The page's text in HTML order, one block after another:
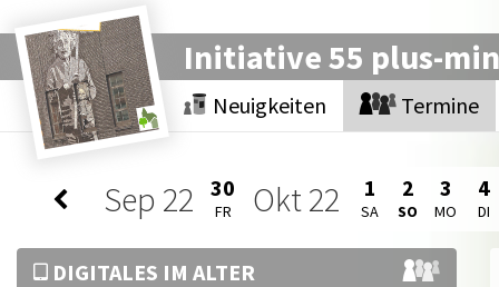
Initiative 55 plus-
Neuigkeiten Termine
Sep 22 30
FR Okt22 1
SA
2
SO
3
MO
4
DI
DIGITALES IM ALTER